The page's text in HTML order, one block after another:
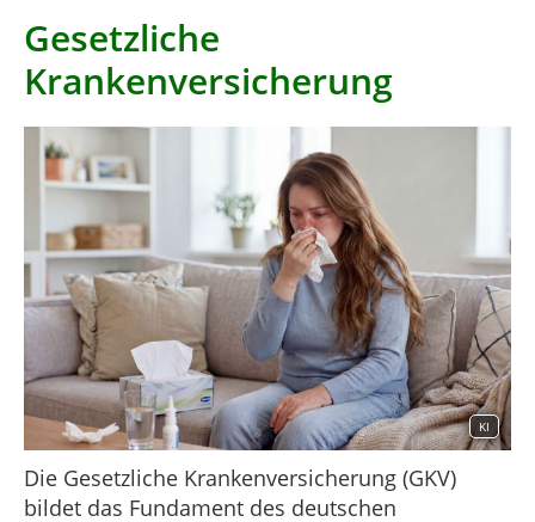
Gesetzliche
Krankenversicherung
KI
Die Gesetzliche Krankenversicherung (GKV)
bildet das Fundament des deutschen